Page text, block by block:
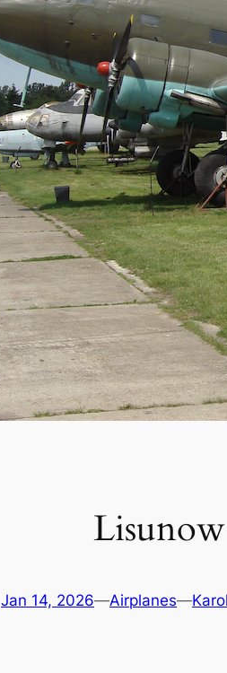
Jan 14, 2026—Airplanes—Karol